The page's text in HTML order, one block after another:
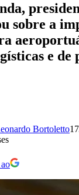
sobre a
e de
Bortoletto